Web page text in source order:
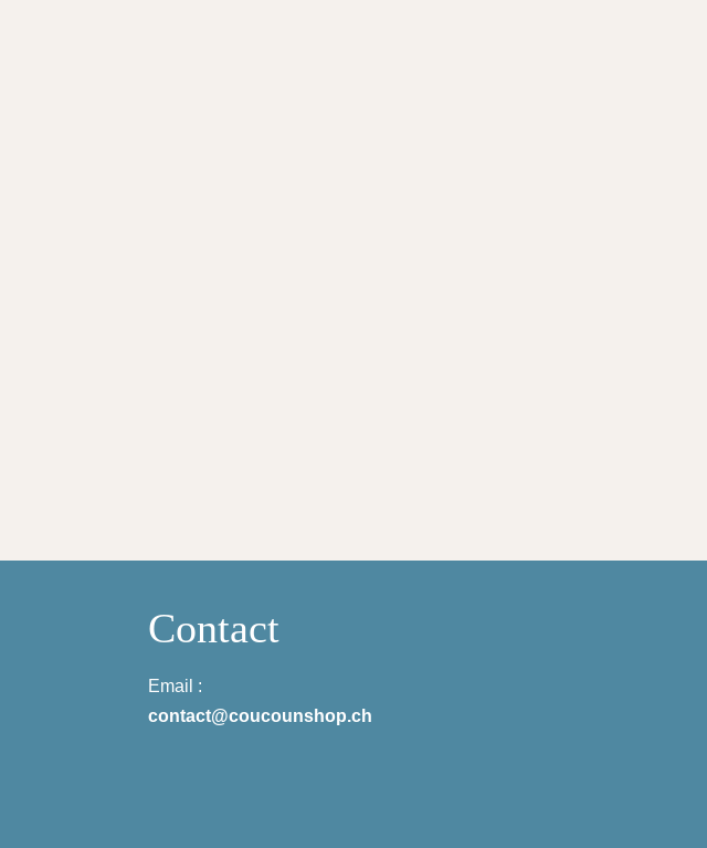
Contact
Email :
contact@coucounshop.ch